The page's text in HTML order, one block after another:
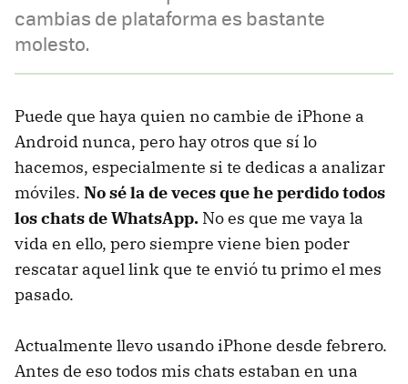
cambias de plataforma es bastante
molesto.
Puede que haya quien no cambie de iPhone a
Android nunca, pero hay otros que sí lo
hacemos, especialmente si te dedicas a analizar
móviles. No sé la de veces que he perdido todos
los chats de WhatsApp. No es que me vaya la
vida en ello, pero siempre viene bien poder
rescatar aquel link que te envió tu primo el mes
pasado.
Actualmente llevo usando iPhone desde febrero.
Antes de eso todos mis chats estaban en una